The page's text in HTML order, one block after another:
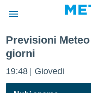
di
Previsioni
giorni
19:48 Giovedi